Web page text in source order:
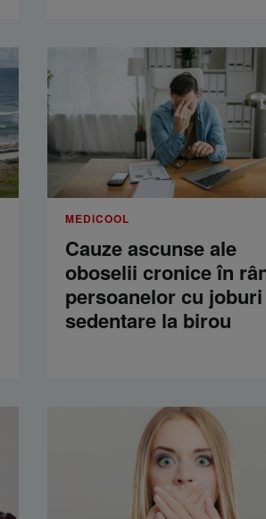
MEDICOOL
Cauze ascunse ale
oboselii cronice în
persoanelor cu joburi
sedentare la birou